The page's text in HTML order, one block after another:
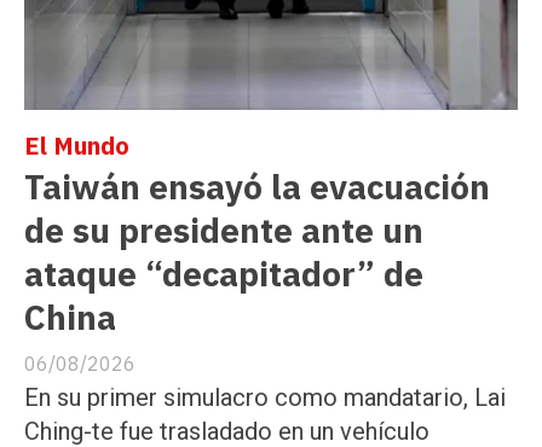
Taiwán ensayó la evacuación
de su presidente ante un
ataque “decapitador” de
China
El Mundo
06/08/2026
En su primer simulacro como mandatario, Lai
Ching-te fue trasladado en un vehículo